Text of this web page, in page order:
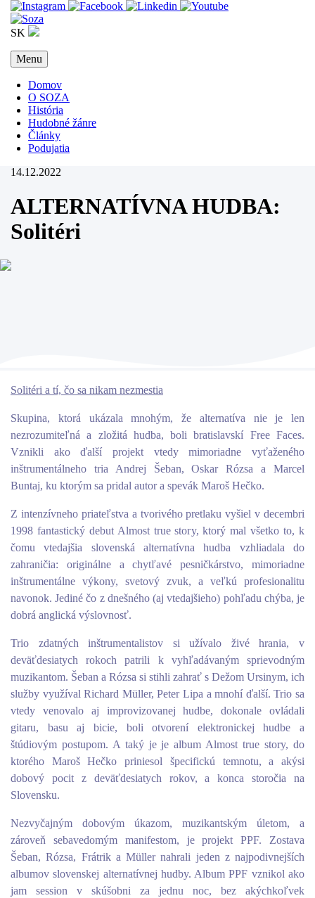
SK
Menu
Domov
O SOZA
História
Hudobné žánre
Články
Podujatia
14.12.2022
ALTERNATÍVNA HUDBA:
Solitéri
Solitéri a tí, čo sa nikam nezmestia
Skupina, ktorá ukázala mnohým, že alternatíva nie je len
nezrozumiteľná a zložitá hudba, boli bratislavskí Free Faces.
Vznikli ako ďalší projekt vtedy mimoriadne vyťaženého
inštrumentálneho tria Andrej Šeban, Oskar Rózsa a Marcel
Buntaj, ku ktorým sa pridal autor a spevák Maroš Hečko.
Z intenzívneho priateľstva a tvorivého pretlaku vyšiel v decembri
1998 fantastický debut Almost true story, ktorý mal všetko to, k
čomu vtedajšia slovenská alternatívna hudba vzhliadala do
zahraničia: originálne a chytľavé pesničkárstvo, mimoriadne
inštrumentálne výkony, svetový zvuk, a veľkú profesionalitu
navonok. Jediné čo z dnešného (aj vtedajšieho) pohľadu chýba, je
dobrá anglická výslovnosť.
Trio zdatných inštrumentalistov si užívalo živé hrania, v
deväťdesiatych rokoch patrili k vyhľadávaným sprievodným
muzikantom. Šeban a Rózsa si stihli zahrať s Dežom Ursinym, ich
služby využíval Richard Müller, Peter Lipa a mnohí ďalší. Trio sa
vtedy venovalo aj improvizovanej hudbe, dokonale ovládali
gitaru, basu aj bicie, boli otvorení elektronickej hudbe a
štúdiovým postupom. A taký je je album Almost true story, do
ktorého Maroš Hečko priniesol špecifickú temnotu, a akýsi
dobový pocit z deväťdesiatych rokov, a konca storočia na
Slovensku.
Nezvyčajným dobovým úkazom, muzikantským úletom, a
zároveň sebavedomým manifestom, je projekt PPF. Zostava
Šeban, Rózsa, Frátrik a Müller nahrali jeden z najpodivnejších
albumov slovenskej alternatívnej hudby. Album PPF vznikol ako
jam session v skúšobni za jednu noc, bez akýchkoľvek